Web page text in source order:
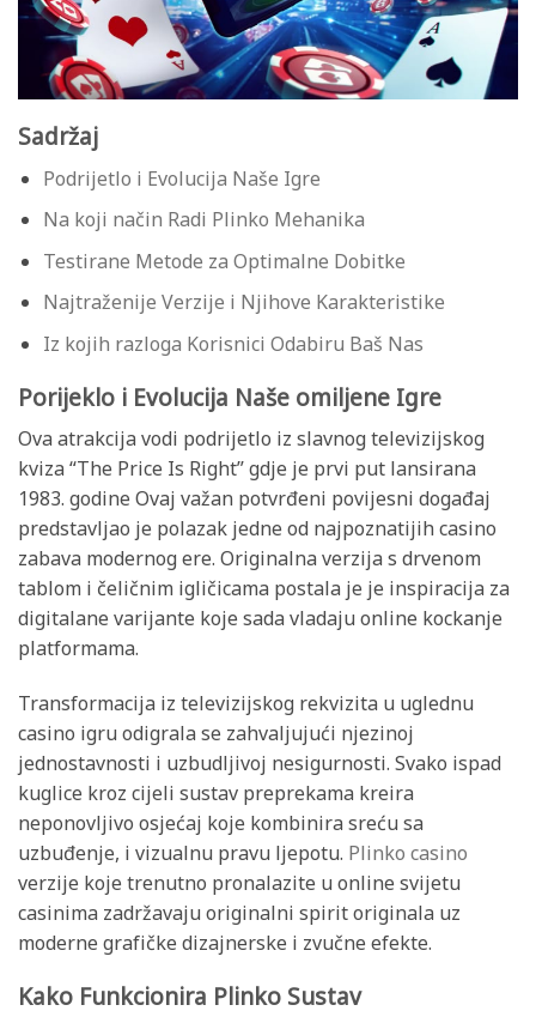
Sadržaj
Podrijetlo i Evolucija Naše Igre
Na koji način Radi Plinko Mehanika
Testirane Metode za Optimalne Dobitke
Najtraženije Verzije i Njihove Karakteristike
Iz kojih razloga Korisnici Odabiru Baš Nas
Porijeklo i Evolucija Naše omiljene Igre
Ova atrakcija vodi podrijetlo iz slavnog televizijskog
kviza “The Price Is Right” gdje je prvi put lansirana
1983. godine Ovaj važan potvrđeni povijesni događaj
predstavljao je polazak jedne od najpoznatijih casino
zabava modernog ere. Originalna verzija s drvenom
tablom i čeličnim igličicama postala je je inspiracija za
digitalane varijante koje sada vladaju online kockanje
platformama.
Transformacija iz televizijskog rekvizita u uglednu
casino igru odigrala se zahvaljujući njezinoj
jednostavnosti i uzbudljivoj nesigurnosti. Svako ispad
kuglice kroz cijeli sustav preprekama kreira
neponovljivo osjećaj koje kombinira sreću sa
uzbuđenje, i vizualnu pravu ljepotu. Plinko casino
verzije koje trenutno pronalazite u online svijetu
casinima zadržavaju originalni spirit originala uz
moderne grafičke dizajnerske i zvučne efekte.
Kako Funkcionira Plinko Sustav